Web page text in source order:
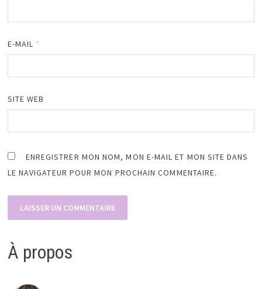
E-MAIL *
SITE WEB
ENREGISTRER MON NOM, MON E-MAIL ET MON SITE DANS
LE NAVIGATEUR POUR MON PROCHAIN COMMENTAIRE.
À propos